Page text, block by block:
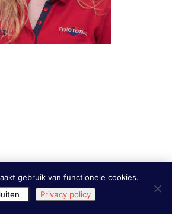
gebruik van functionele cookies.
Privacy policy